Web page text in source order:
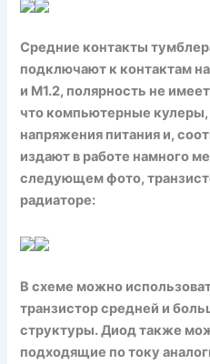
Средние контакты
подключают к контактам
и М1.2, полярность не
что компьютерные
напряжения питания и,
издают в работе намного
следующем фото,
радиаторе:
В схеме можно
транзистор средней и
структуры. Диод также
подходящие по току